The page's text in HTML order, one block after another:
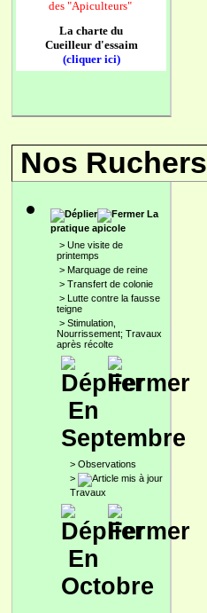
des "Apiculteurs"
La charte du
Cueilleur d'essaim
(cliquer ici)
Nos Ruchers
La
pratique apicole
> Une visite de
printemps
> Marquage de reine
> Transfert de colonie
> Lutte contre la fausse
teigne
> Stimulation,
Nourrissement; Travaux
après récolte
En
Septembre
> Observations
>
Travaux
En
Octobre